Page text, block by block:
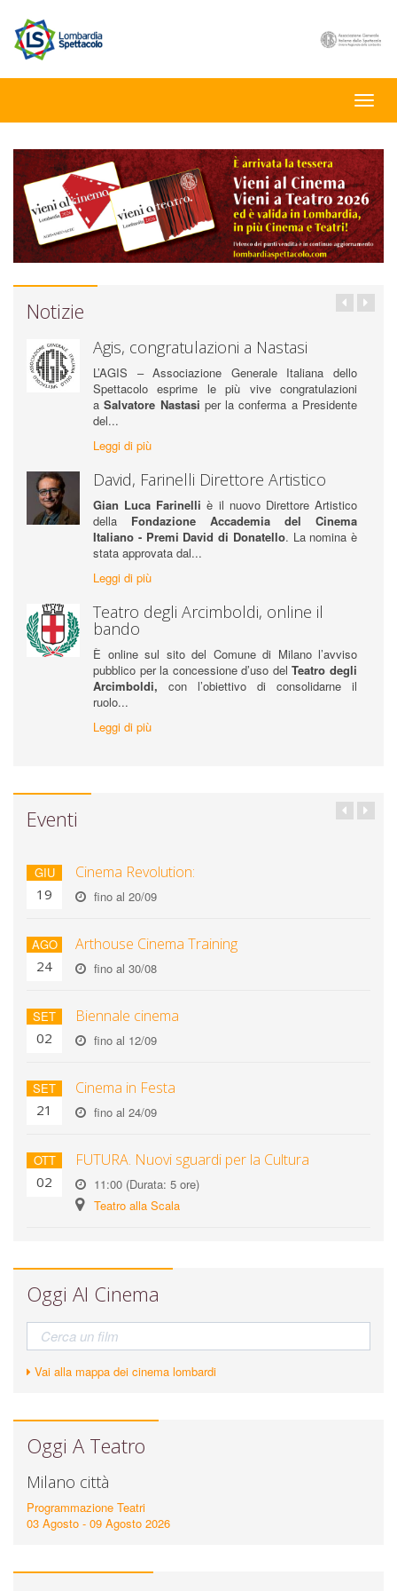
Toggle
Notizie
Agis, congratulazioni a Nastasi
L’AGIS – Associazione Generale Italiana dello
Spettacolo esprime le più vive congratulazioni
aSalvatore Nastasi per la conferma a Presidente
del...
Leggi di più
David, Farinelli Direttore Artistico
Gian Luca Farinelliè il nuovo Direttore Artistico
della Fondazione Accademia del Cinema
Italiano - Premi David di Donatello. La nomina è
stata approvata dal...
Leggi di più
Teatro degli Arcimboldi, online il
bando
È online sul sito del Comune di Milano l’avviso
pubblico per la concessione d’uso delTeatro degli
Arcimboldi, con l’obiettivo di consolidarne il
ruolo...
Leggi di più
Eventi
GIU
19
Cinema Revolution:
fino al 20/09
AGO
24
Arthouse Cinema Training
fino al 30/08
SET
02
Biennale cinema
fino al 12/09
SET
21
Cinema in Festa
fino al 24/09
OTT
02
FUTURA. Nuovi sguardi per la Cultura
11:00 (Durata: 5 ore)
Teatro alla Scala
Oggi Al Cinema
Vai alla mappa dei cinema lombardi
Oggi A Teatro
Milano città
Programmazione Teatri
03 Agosto - 09 Agosto 2026